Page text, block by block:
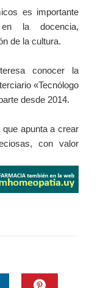
es importante
la docencia,
de la cultura.
conocer la
«Tecnólogo
desde 2014.
que apunta a crear
con valor